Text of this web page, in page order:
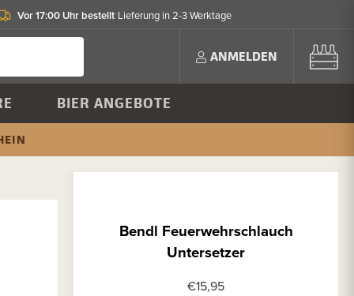
Vor 17:00 Uhr bestellt Lieferung in 2-3 Werktage
ANMELDEN
BIER ANGEBOTE
Bendl Feuerwehrschlauch
Untersetzer
€15,95